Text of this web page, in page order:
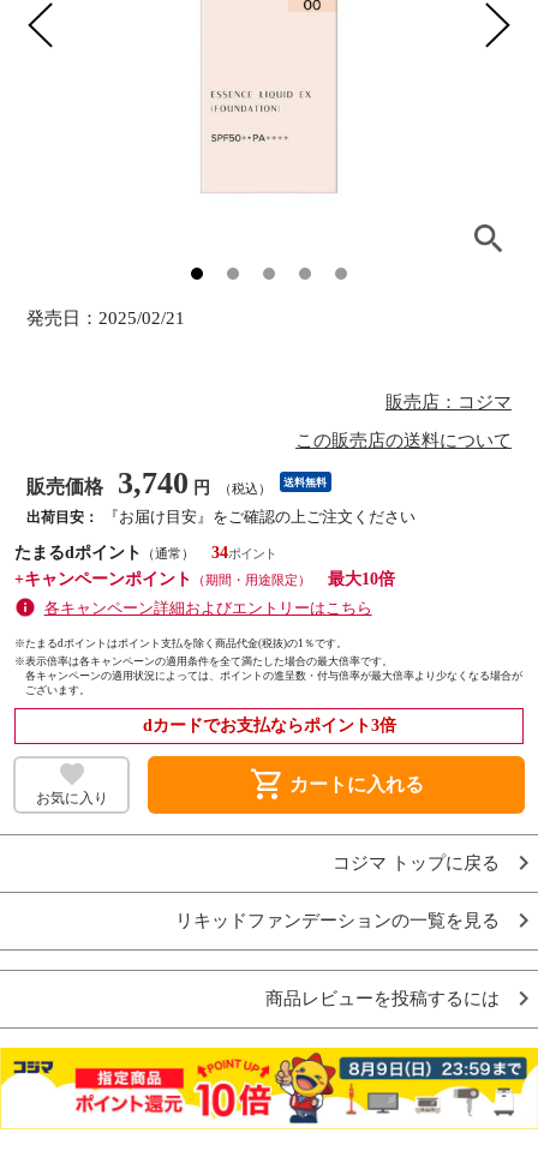
発売日： 2025/02/21
販売店：コジマ
この販売店の送料について
販売価格 3,740 円 （税込） 送料無料
出荷目安：
『お届け目安』をご確認の上ご注文ください
たまるdポイント
（通常）
34
+キャンペーンポイント
（期間・用途限定）
最大10倍
各キャンペーン詳細およびエントリーはこちら
※たまるdポイントはポイント支払を除く商品代金(税抜)の1％です。
※表示倍率は各キャンペーンの適用条件を全て満たした場合の最大倍率です。
各キャンペーンの適用状況によっては、ポイントの進呈数・付与倍率が最大倍率より少なくなる場合が
ございます。
dカードでお支払ならポイント3倍
お気に入り shopping_cart カートに入れる
コジマ トップに戻る
リキッドファンデーションの一覧を見る
商品レビューを投稿するには